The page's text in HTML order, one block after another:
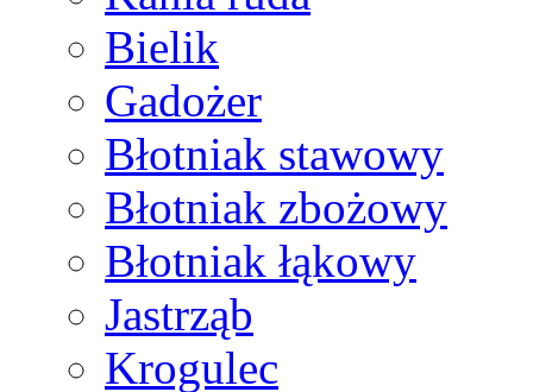
Bielik
Gadożer
Błotniak stawowy
Błotniak zbożowy
Błotniak łąkowy
Jastrząb
Krogulec